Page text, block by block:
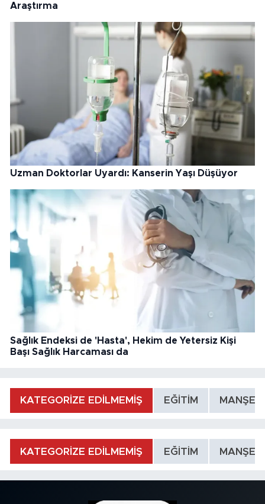
Araştırma
Uzman Doktorlar Uyardı: Kanserin Yaşı Düşüyor
Sağlık Endeksi de 'Hasta', Hekim de Yetersiz Kişi
Başı Sağlık Harcaması da
KATEGORİZE EDİLMEMİŞ EĞİTİM MANŞET
KATEGORİZE EDİLMEMİŞ EĞİTİM MANŞET